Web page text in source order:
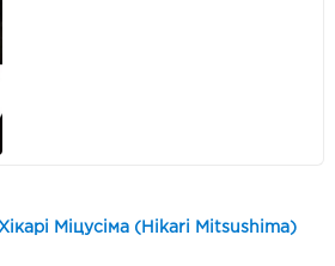
Міцусіма (Hikari Mitsushima)